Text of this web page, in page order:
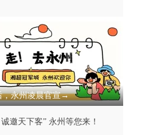
，永州凌晨官宣→
邀天下客” 永州等您来！